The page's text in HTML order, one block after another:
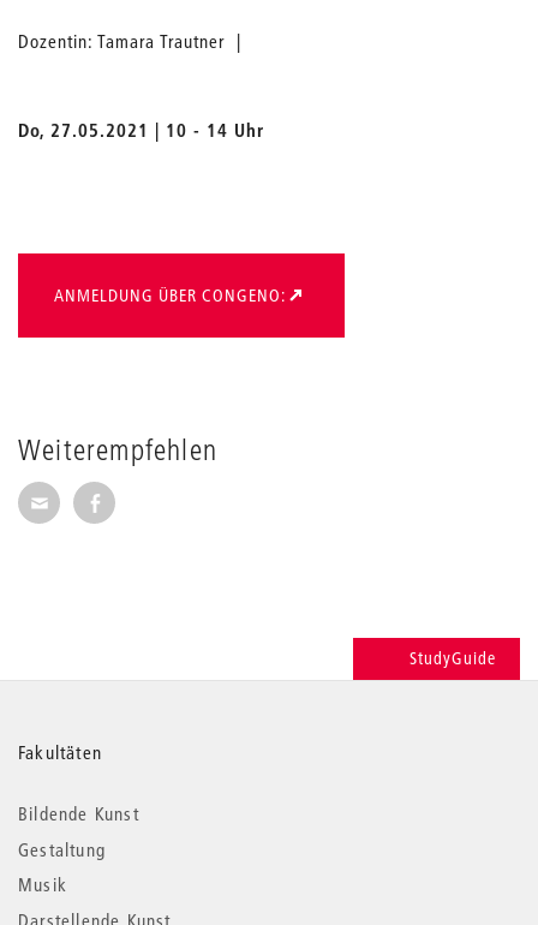
Weiterempfehlen
Seite per E-Mail weiterempfehlen
Seite auf Facebook weiterempfehlen
Dozentin: Tamara Trautner |
Do, 27.05.2021 | 10 - 14 Uhr
ANMELDUNG ÜBER CONGENO:
StudyGuide
Weitere
Informationen
Fakultäten
Bildende Kunst
Gestaltung
Musik
Darstellende Kunst